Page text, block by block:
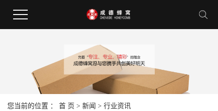
您当前的位置 ： 首 页 > 新闻 > 行业资讯